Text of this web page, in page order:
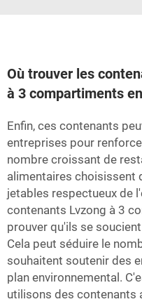
Où trouver les
à 3 compartiments
Enfin, ces contenants
entreprises pour
nombre croissant de
alimentaires choisissent
jetables respectueux de
contenants Lvzong à 3
prouver qu'ils se
Cela peut séduire le
souhaitent soutenir des
plan environnemental.
utilisons des contenants